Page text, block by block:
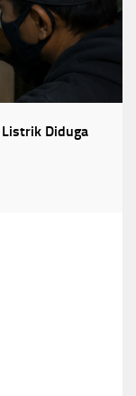
Diduga